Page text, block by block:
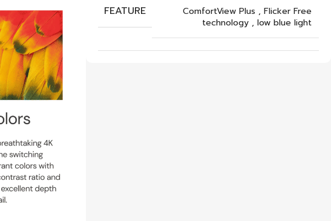
FEATURE ComfortView Plus , Flicker Free
technology , low blue light